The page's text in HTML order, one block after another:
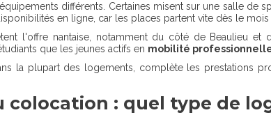
différents. Certaines misent sur une salle de
en ligne, car les places partent vite dès le mois
l'offre nantaise, notamment du côté de Beaulieu
que les jeunes actifs en mobilité
la plupart des logements, complète les prestations
colocation : quel type de